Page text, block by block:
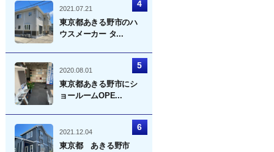
2021.07.21
東京都あきる野市のハ
ウスメーカー タ...
2020.08.01
東京都あきる野市にシ
ョールームOPE...
2021.12.04
東京都 あきる野市